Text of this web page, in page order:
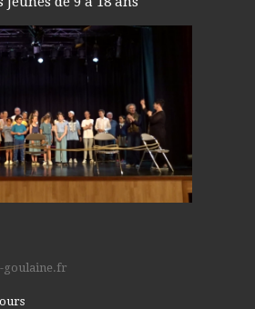
goulaine.fr